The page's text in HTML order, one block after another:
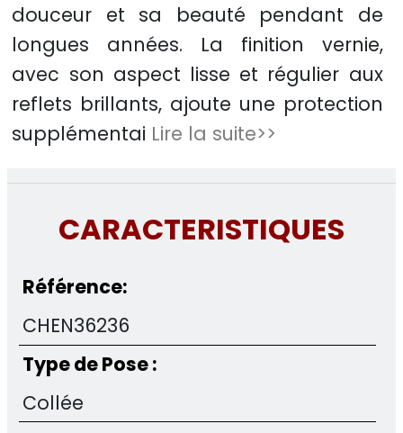
douceur et sa beauté pendant de
longues années. La finition vernie,
avec son aspect lisse et régulier aux
reflets brillants, ajoute une protection
supplémentai Lire la suite>>
CARACTERISTIQUES
Référence:
CHEN36236
Type de Pose :
Collée